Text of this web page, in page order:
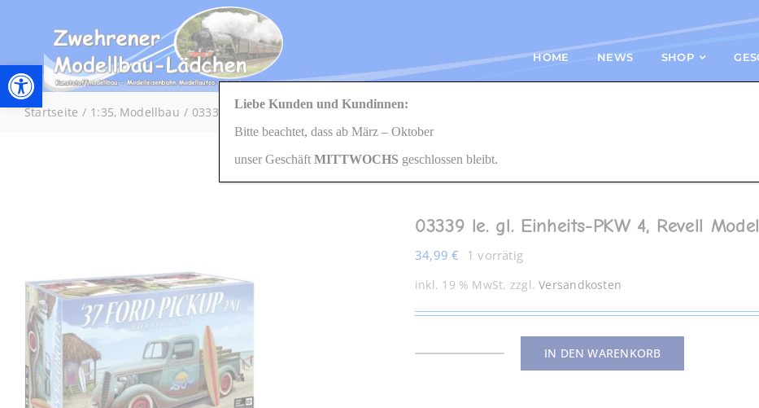
Werkzeugleiste öffnen
springen
HOME NEWS SHOP
Startseite 1:35 Modellbau 03339 le. gl. Einheits-PKW 4, Revell Modellbausatz 1:35
03339 le. gl. Einheits-PKW 4, Revell
34,99€ 1 vorrätig
inkl. 19 % MwSt. zzgl.Versandkosten
IN DEN WARENKORB
Liebe Kunden und Kundinnen:
Bitte beachtet, dass ab März – Oktober
unser Geschäft MITTWOCHS geschlossen bleibt.